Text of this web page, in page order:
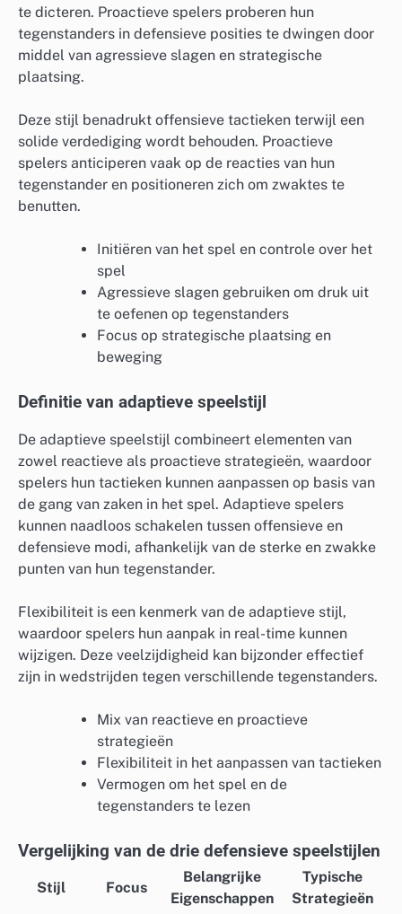
te dicteren. Proactieve spelers proberen hun
tegenstanders in defensieve posities te dwingen door
middel van agressieve slagen en strategische
plaatsing.
Deze stijl benadrukt offensieve tactieken terwijl een
solide verdediging wordt behouden. Proactieve
spelers anticiperen vaak op de reacties van hun
tegenstander en positioneren zich om zwaktes te
benutten.
Initiëren van het spel en controle over het
spel
Agressieve slagen gebruiken om druk uit
te oefenen op tegenstanders
Focus op strategische plaatsing en
beweging
Definitie van adaptieve speelstijl
De adaptieve speelstijl combineert elementen van
zowel reactieve als proactieve strategieën, waardoor
spelers hun tactieken kunnen aanpassen op basis van
de gang van zaken in het spel. Adaptieve spelers
kunnen naadloos schakelen tussen offensieve en
defensieve modi, afhankelijk van de sterke en zwakke
punten van hun tegenstander.
Flexibiliteit is een kenmerk van de adaptieve stijl,
waardoor spelers hun aanpak in real-time kunnen
wijzigen. Deze veelzijdigheid kan bijzonder effectief
zijn in wedstrijden tegen verschillende tegenstanders.
Mix van reactieve en proactieve
strategieën
Flexibiliteit in het aanpassen van tactieken
Vermogen om het spel en de
tegenstanders te lezen
Vergelijking van de drie defensieve speelstijlen
Stijl Focus
Belangrijke
Eigenschappen
Typische
Strategieën